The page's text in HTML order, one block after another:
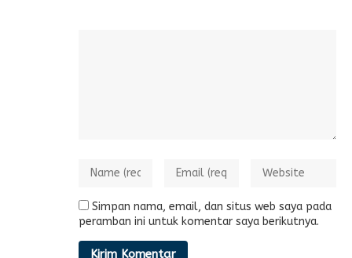
Simpan nama, email, dan situs web saya pada
peramban ini untuk komentar saya berikutnya.